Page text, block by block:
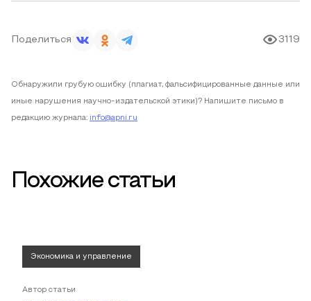
Поделиться 3119
Обнаружили грубую ошибку (плагиат, фальсифицированные данные или
иные нарушения научно-издательской этики)? Напишите письмо в
редакцию журнала: info@apni.ru
Похожие статьи
Экономика и управление
Автор статьи